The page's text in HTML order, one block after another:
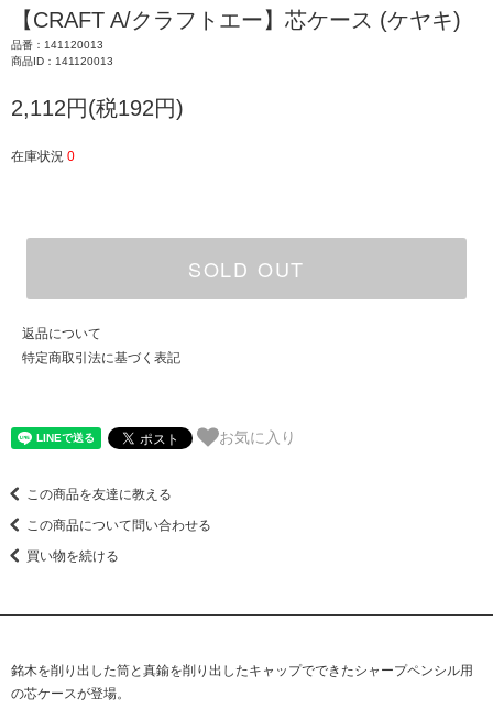
【CRAFT A/クラフトエー】芯ケース (ケヤキ)
品番：141120013
商品ID：141120013
2,112円(税192円)
在庫状況 0
SOLD OUT
返品について
特定商取引法に基づく表記
お気に入り
この商品を友達に教える
この商品について問い合わせる
買い物を続ける
銘木を削り出した筒と真鍮を削り出したキャップでできたシャープペンシル用
の芯ケースが登場。